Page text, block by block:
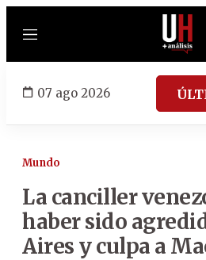
Menú
07 ago 2026
Mundo
La canciller
haber sido
Aires y culpa a